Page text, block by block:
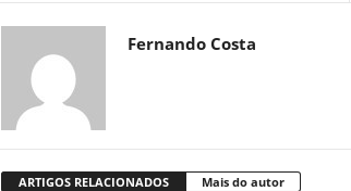
Fernando Costa
ARTIGOS RELACIONADOS Mais do autor